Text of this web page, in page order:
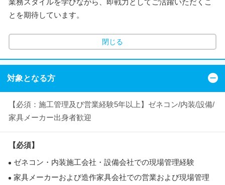
とを期待しています。
閉じる
対象となる方
【必須：施工管理及び営業経験5年以上】ゼネコン/内装/設備/
家具メーカー出身者歓迎
【必須】
ゼネコン・内装施工会社・設備会社での現場管理経験
家具メーカーおよび造作家具会社での営業および現場管理